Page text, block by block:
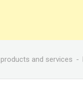
products and services